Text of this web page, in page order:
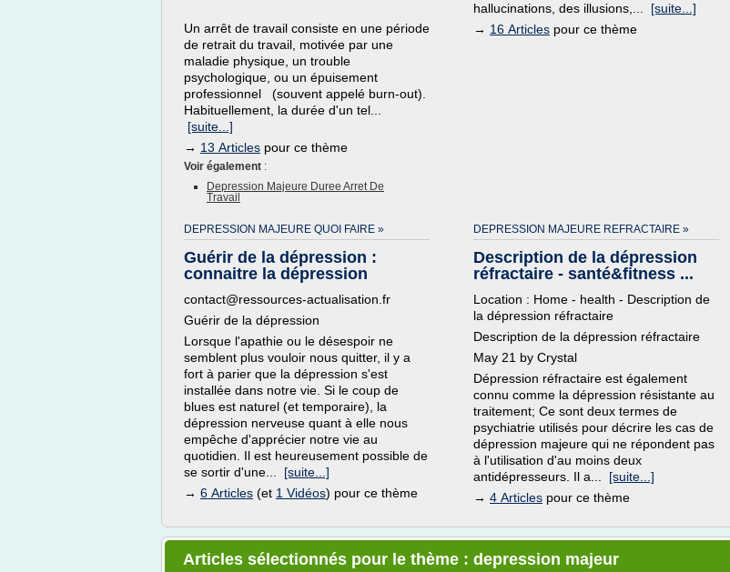
Un arrêt de travail consiste en une période
de retrait du travail, motivée par une
maladie physique, un trouble
psychologique, ou un épuisement
professionnel (souvent appelé burn-out).
Habituellement, la durée d'un tel...
[suite...]
→ 13 Articles pour ce thème
Voir également :
Depression Majeure Duree Arret De
Travail
hallucinations, des illusions,... [suite...]
→ 16 Articles pour ce thème
DEPRESSION MAJEURE QUOI FAIRE »
Guérir de la dépression :
connaitre la dépression
contact@ressources-actualisation.fr
Guérir de la dépression
Lorsque l'apathie ou le désespoir ne
semblent plus vouloir nous quitter, il y a
fort à parier que la dépression s'est
installée dans notre vie. Si le coup de
blues est naturel (et temporaire), la
dépression nerveuse quant à elle nous
empêche d'apprécier notre vie au
quotidien. Il est heureusement possible de
se sortir d'une... [suite...]
→ 6 Articles (et 1 Vidéos) pour ce thème
DEPRESSION MAJEURE REFRACTAIRE »
Description de la dépression
réfractaire - santé&fitness ...
Location : Home - health - Description de
la dépression réfractaire
Description de la dépression réfractaire
May 21 by Crystal
Dépression réfractaire est également
connu comme la dépression résistante au
traitement; Ce sont deux termes de
psychiatrie utilisés pour décrire les cas de
dépression majeure qui ne répondent pas
à l'utilisation d'au moins deux
antidépresseurs. Il a... [suite...]
→ 4 Articles pour ce thème
Articles sélectionnés pour le thème : depression majeur